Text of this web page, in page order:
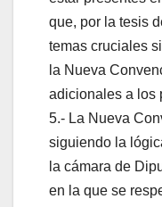
que, por la tesis
temas cruciales
la Nueva
adicionales a los
5.- La Nueva
siguiendo la
la cámara de
en la que se